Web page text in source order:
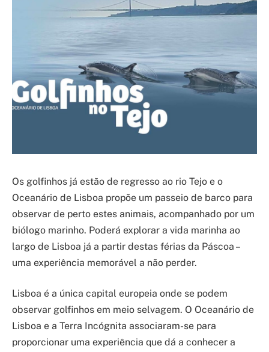
Os golfinhos já estão de regresso ao rio Tejo e o
Oceanário de Lisboa propõe um passeio de barco para
observar de perto estes animais, acompanhado por um
biólogo marinho. Poderá explorar a vida marinha ao
largo de Lisboa já a partir destas férias da Páscoa –
uma experiência memorável a não perder.
Lisboa é a única capital europeia onde se podem
observar golfinhos em meio selvagem. O Oceanário de
Lisboa e a Terra Incógnita associaram-se para
proporcionar uma experiência que dá a conhecer a